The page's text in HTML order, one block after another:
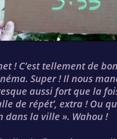
! C’est tellement de
Super ! Il nous
aussi fort que la
de répét’, extra ! Ou
dans la ville ». Wahou !